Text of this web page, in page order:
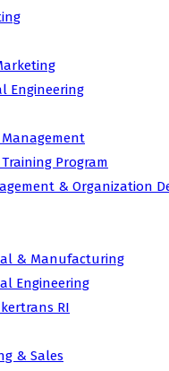
Engineering
Program
& Organization
& Manufacturing
Engineering
RI
& Sales